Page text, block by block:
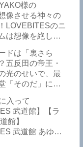
【LOVEBITES
LOVEBITES
】
The Bell In
LOVEBITES
】
ながわロックラ
り】
様の
像させる神々の
LOVEBITESのニ
は想像を絶して
、D-A-Dの新
・ディッキンソ
す～しながわロ
追記複数あり】
ドは「裏さら
反田の帝王・
光のせいで、最
「そのだ」に入
春の光 五反田
入って
武道館】【ラ
館】
武道館 あゆ